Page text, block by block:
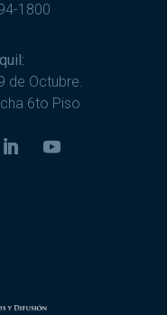
1800
de Octubre.
6to Piso